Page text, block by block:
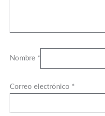
Nombre *
Correo electrónico *